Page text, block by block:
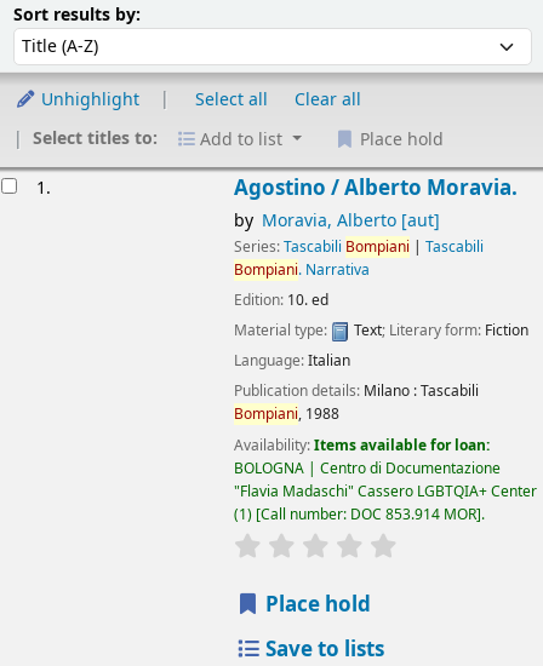
Sort results by:
Unhighlight Select all
Clear all
Select titles to:
Add to list Place hold
1. Agostino /Alberto Moravia.
by Moravia, Alberto[aut]
Series:Tascabili Bompiani | Tascabili
Bompiani. Narrativa
Edition: 10. ed
Material type:
Text; Literary form: Fiction
Language:Italian
Publication details: Milano :Tascabili
Bompiani, 1988
Availability:Items available for loan:
BOLOGNA | Centro di Documentazione
"Flavia Madaschi" Cassero LGBTQIA+ Center
(1) Call number: DOC 853.914 MOR .
star rating
Place hold
Save to lists